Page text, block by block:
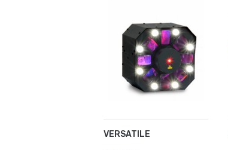
VERSATILE
AJOUTER AU PANIER